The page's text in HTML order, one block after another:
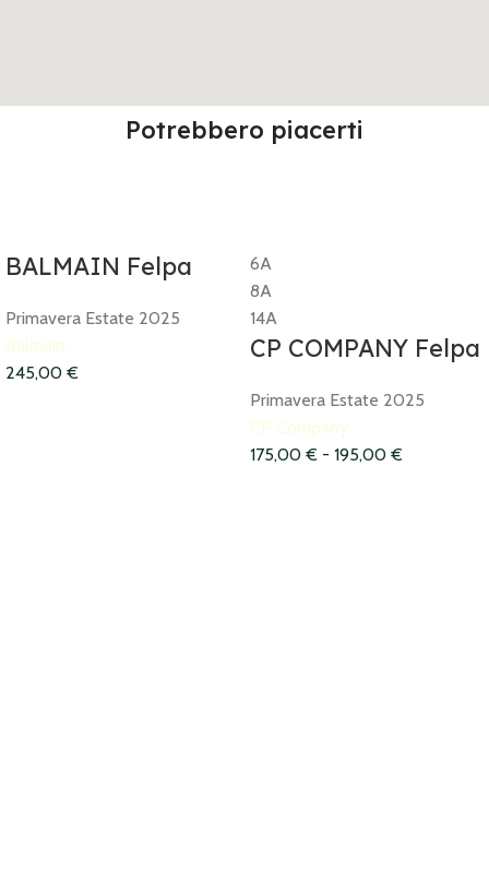
Potrebbero piacerti
BALMAIN Felpa
Primavera Estate 2025
Balmain
245,00 €
6A
8A
14A
CP COMPANY Felpa
Primavera Estate 2025
CP Company
175,00 € - 195,00 €